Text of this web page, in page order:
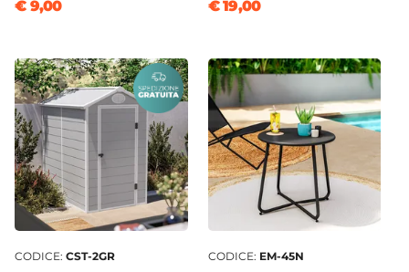
€ 9,00 € 19,00
CODICE: CST-2GR CODICE: EM-45N